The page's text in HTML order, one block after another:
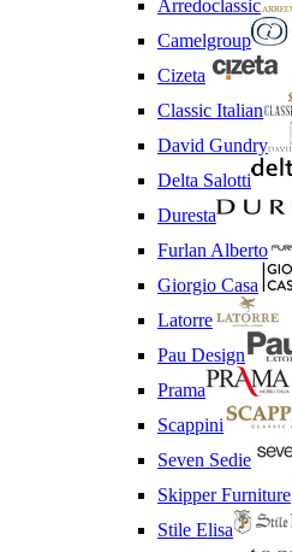
Arredoclassic
Camelgroup
Cizeta
Classic Italian
David Gundry
Delta Salotti
Duresta
Furlan Alberto
Giorgio Casa
Latorre
Pau Design
Prama
Scappini
Seven Sedie
Skipper Furniture
Stile Elisa